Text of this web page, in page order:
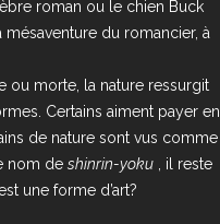
roman ou le chien Buck
du romancier, à
ou morte, la nature ressurgit
Certains aiment payer en
de nature sont vus comme
nom deshinrin-yoku , il reste
une forme d’art?